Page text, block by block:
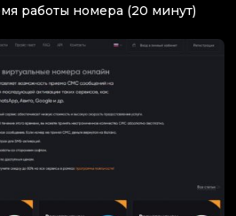
работы номера (20 минут)